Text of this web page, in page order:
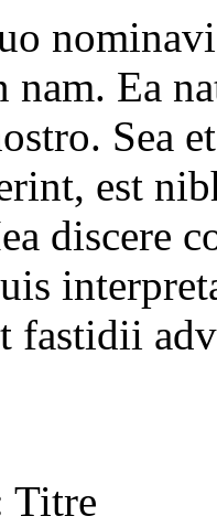
nam. Ea
Sea
est
discere
fastidii
Titre